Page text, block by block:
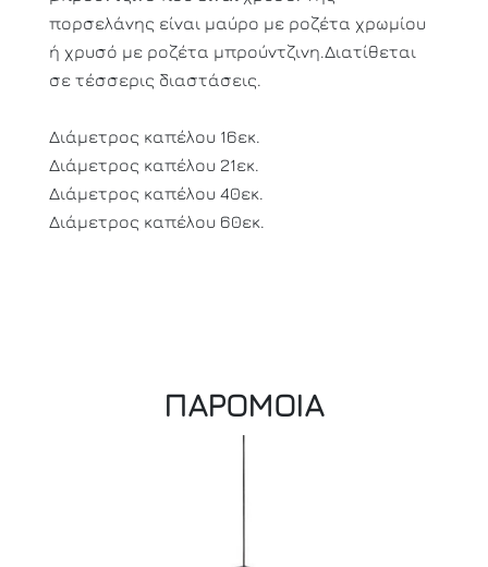
πορσελάνης είναι μαύρο με ροζέτα χρωμίου
ή χρυσό με ροζέτα μπρούντζινη.Διατίθεται
σε τέσσερις διαστάσεις.
Διάμετρος καπέλου 16εκ.
Διάμετρος καπέλου 21εκ.
Διάμετρος καπέλου 40εκ.
Διάμετρος καπέλου 60εκ.
ΠΑΡΟΜΟΙΑ